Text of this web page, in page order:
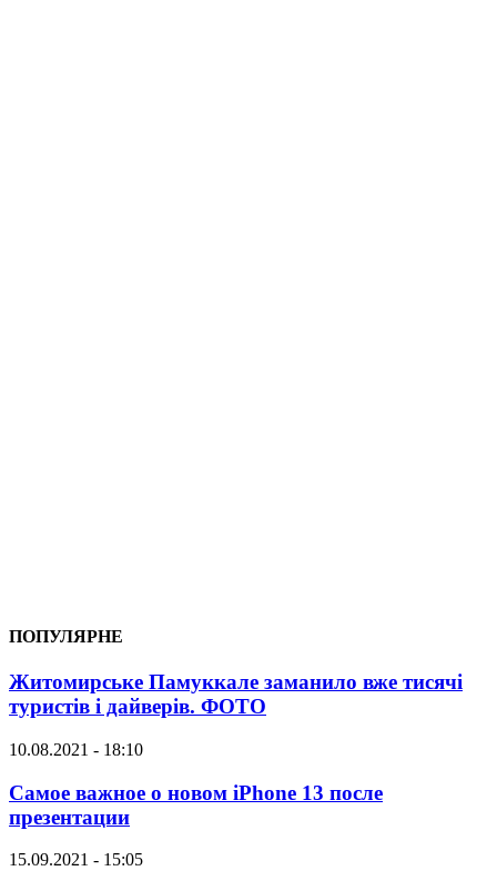
ПОПУЛЯРНЕ
Житомирське Памуккале заманило вже тисячі
туристів і дайверів. ФОТО
10.08.2021 - 18:10
Самое важное о новом iPhone 13 после
презентации
15.09.2021 - 15:05